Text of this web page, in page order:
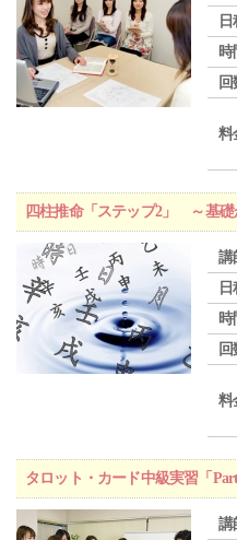
日
時
回
料
四柱推命「ステップ2」 ～基
講
日
時
回
料
タロット・カード中級実習「
講